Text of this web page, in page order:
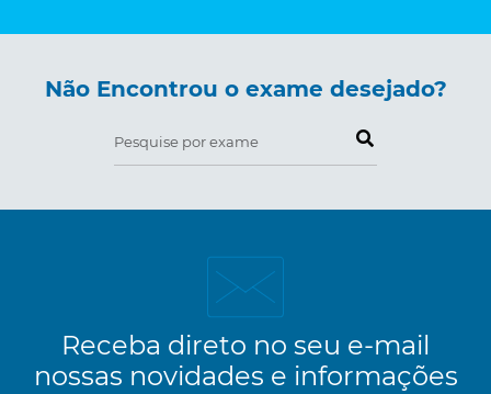
Não Encontrou o exame desejado?
Pesquise por exame
Receba direto no seu e-mail
nossas novidades e informações